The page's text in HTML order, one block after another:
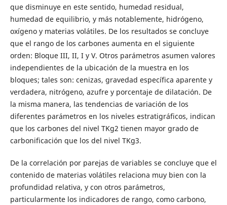
que disminuye en este sentido, humedad residual,
humedad de equilibrio, y más notablemente, hidrógeno,
oxígeno y materias volátiles. De los resultados se concluye
que el rango de los carbones aumenta en el siguiente
orden: Bloque III, II, I y V. Otros parámetros asumen valores
independientes de la ubicación de la muestra en los
bloques; tales son: cenizas, gravedad específica aparente y
verdadera, nitrógeno, azufre y porcentaje de dilatación. De
la misma manera, las tendencias de variación de los
diferentes parámetros en los niveles estratigráficos, indican
que los carbones del nivel TKg2 tienen mayor grado de
carbonificación que los del nivel TKg3.
De la correlación por parejas de variables se concluye que el
contenido de materias volátiles relaciona muy bien con la
profundidad relativa, y con otros parámetros,
particularmente los indicadores de rango, como carbono,